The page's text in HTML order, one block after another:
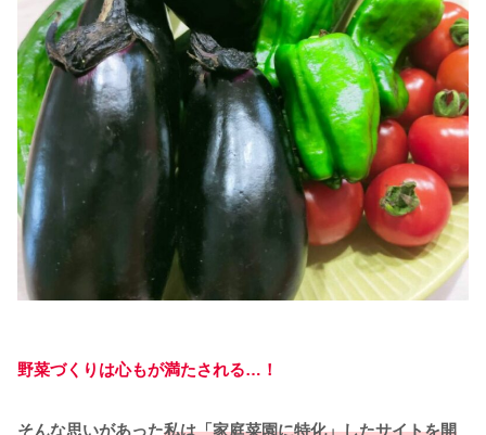
野菜づくりは心もが満たされる…！
そんな思いがあった私は「家庭菜園に特化」したサイトを開